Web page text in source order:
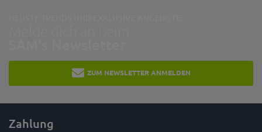
ZUM NEWSLETTER ANMELDEN
Zahlung